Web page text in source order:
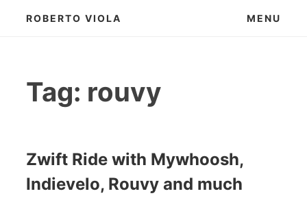
ROBERTO VIOLA MENU
Tag: rouvy
Zwift Ride with Mywhoosh,
Indievelo, Rouvy and much